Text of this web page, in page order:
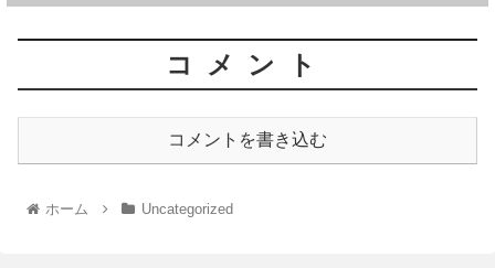
コメント
コメントを書き込む
ホーム Uncategorized